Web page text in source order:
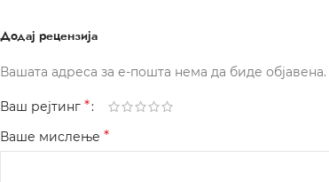
Додај рецензија
Вашата адреса за е-пошта нема да биде објавена.
Ваш рејтинг *
Ваше мислење *